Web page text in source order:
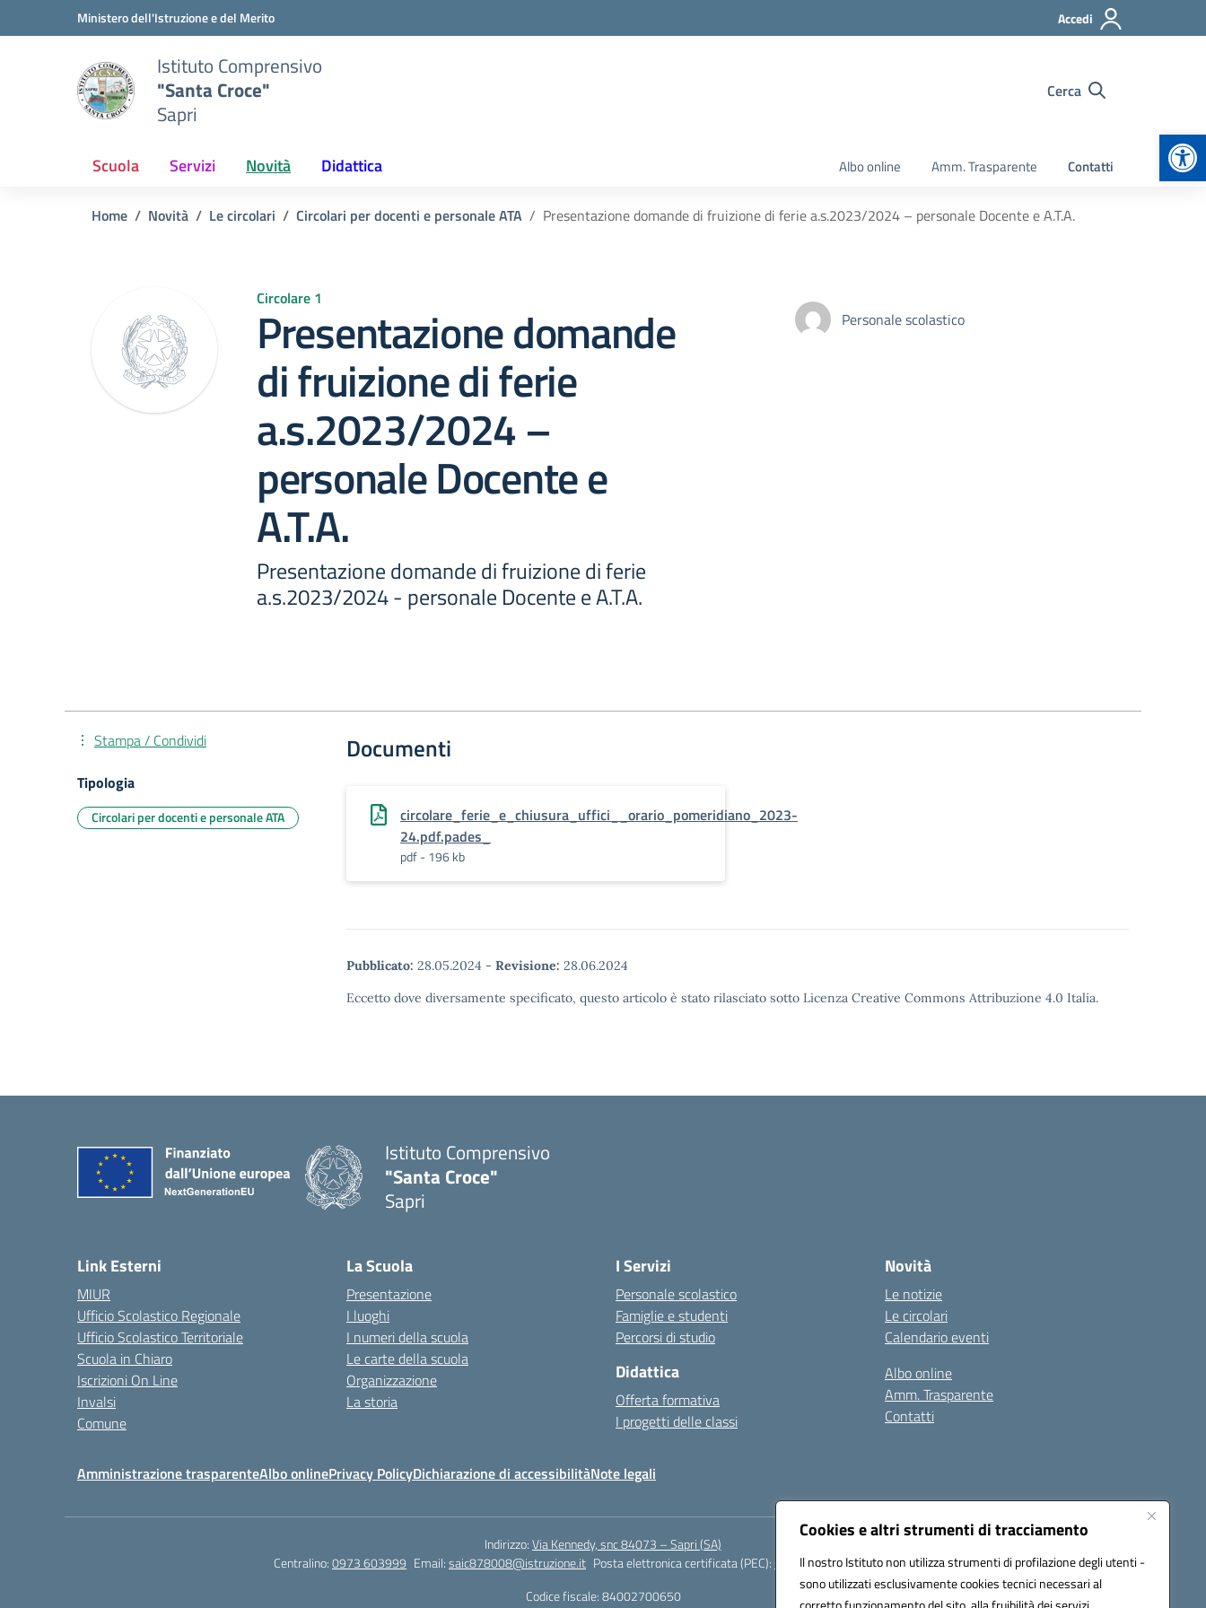
Cookies e altri strumenti di tracciamento
Il nostro Istituto non utilizza strumenti di profilazione degli utenti -
sono utilizzati esclusivamente cookies tecnici necessari al
Vai ai contenuti
Vai al menu di navigazioneMinistero dell'Istruzione e del Merito Accedi
Istituto Comprensivo
"Santa Croce"
Sapri
Cerca
Scuola Servizi Novità Didattica Albo online Amm. Trasparente Contatti
Home Novità Le circolari Circolari per docenti e personale ATA Presentazione domande di fruizione di ferie a.s.2023/2024 – personale Docente e A.T.A.
Circolare 1
Presentazione domande
di fruizione di ferie
a.s.2023/2024 –
personale Docente e
A.T.A.
Presentazione domande di fruizione di ferie
a.s.2023/2024 - personale Docente e A.T.A.
Personale scolastico
Documenti
circolare_ferie_e_chiusura_uffici__orario_pomeridiano_2023-
24.pdf.pades_
pdf - 196 kb
Pubblicato: 28.05.2024 - Revisione: 28.06.2024
Eccetto dove diversamente specificato, questo articolo è stato rilasciato sotto Licenza Creative Commons Attribuzione 4.0 Italia.
Stampa / Condividi
Tipologia
Circolari per docenti e personale ATA
Istituto Comprensivo
"Santa Croce"
Sapri
Link Esterni
MIUR
Ufficio Scolastico Regionale
Ufficio Scolastico Territoriale
Scuola in Chiaro
Iscrizioni On Line
Invalsi
Comune
La Scuola
Presentazione
I luoghi
I numeri della scuola
Le carte della scuola
Organizzazione
La storia
I Servizi
Personale scolastico
Famiglie e studenti
Percorsi di studio
Didattica
Offerta formativa
I progetti delle classi
Novità
Le notizie
Le circolari
Calendario eventi
Albo online
Amm. Trasparente
Contatti
Amministrazione trasparenteAlbo onlinePrivacy PolicyDichiarazione di accessibilitàNote legali
Indirizzo:Via Kennedy, snc 84073 – Sapri (SA)
Centralino:0973 603999 Email:saic878008@istruzione.it Posta elettronica certificata (PEC):saic878008@pec.istruzione.it
Codice fiscale: 84002700650